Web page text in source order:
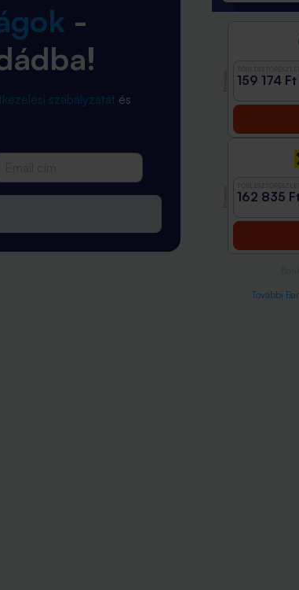
-
szabályzatát és
159 174 Ft
162 835
További